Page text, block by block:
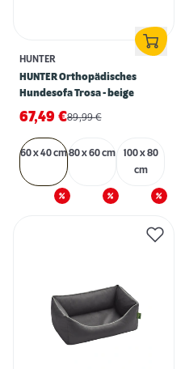
HUNTER
HUNTER Orthopädisches
Hundesofa Trosa - beige
67,49 €89,99€
60 x 40 cm80 x 60 cm
100 x 80
cm